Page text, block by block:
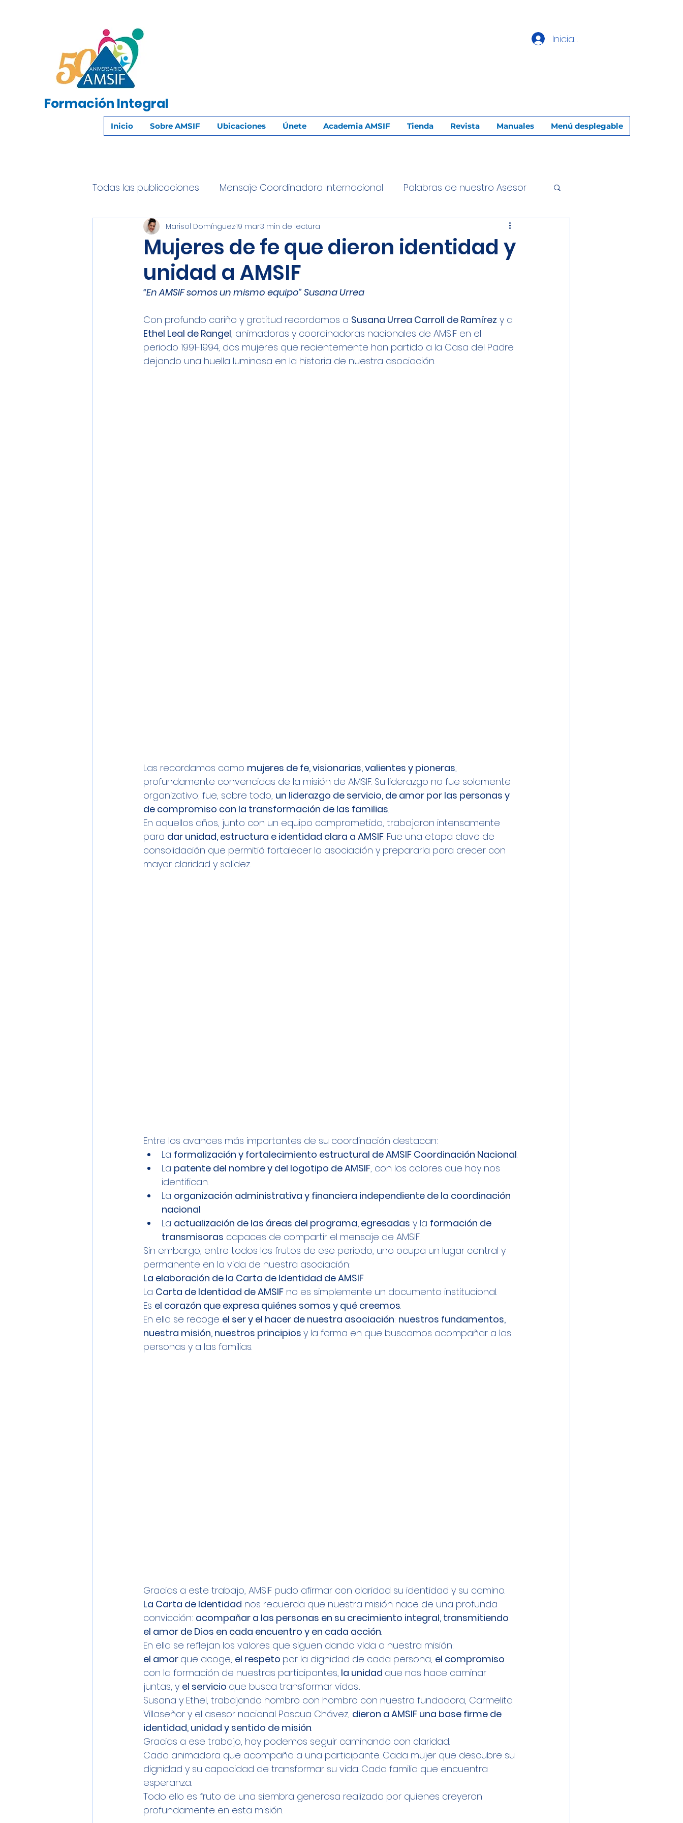
Formación Integral
Inicio Sobre AMSIF Ubicaciones Únete Academia AMSIF Tienda Revista Manuales Menú desplegable
Iniciar sesión
Todas las publicaciones Mensaje Coordinadora Internacional Palabras de nuestro Asesor
Recordando a Nuestra Fundadora Evangelización
Ciudadanía y Entorno Social Desarrollo Humano
Mujeres de fe que dieron identidad y
unidad a AMSIF
Marisol Domínguez19 mar3 min de lectura
“En AMSIF somos un mismo equipo” Susana Urrea
Con profundo cariño y gratitud recordamos a Susana Urrea Carroll de Ramírez y a
Ethel Leal de Rangel, animadoras y coordinadoras nacionales de AMSIF en el
periodo 1991-1994, dos mujeres que recientemente han partido a la Casa del Padre
dejando una huella luminosa en la historia de nuestra asociación.
Las recordamos como mujeres de fe, visionarias, valientes y pioneras,
profundamente convencidas de la misión de AMSIF. Su liderazgo no fue solamente
organizativo; fue, sobre todo, un liderazgo de servicio, de amor por las personas y
de compromiso con la transformación de las familias.
En aquellos años, junto con un equipo comprometido, trabajaron intensamente
para dar unidad, estructura e identidad clara a AMSIF. Fue una etapa clave de
consolidación que permitió fortalecer la asociación y prepararla para crecer con
mayor claridad y solidez.
Entre los avances más importantes de su coordinación destacan:
La formalización y fortalecimiento estructural de AMSIF Coordinación Nacional.
La patente del nombre y del logotipo de AMSIF, con los colores que hoy nos
identifican.
La organización administrativa y financiera independiente de la coordinación
nacional.
La actualización de las áreas del programa, egresadas y la formación de
transmisoras capaces de compartir el mensaje de AMSIF.
Sin embargo, entre todos los frutos de ese periodo, uno ocupa un lugar central y
permanente en la vida de nuestra asociación:
La elaboración de la Carta de Identidad de AMSIF
La Carta de Identidad de AMSIF no es simplemente un documento institucional.
Es el corazón que expresa quiénes somos y qué creemos.
En ella se recoge el ser y el hacer de nuestra asociación: nuestros fundamentos,
nuestra misión, nuestros principios y la forma en que buscamos acompañar a las
personas y a las familias.
Gracias a este trabajo, AMSIF pudo afirmar con claridad su identidad y su camino.
La Carta de Identidad nos recuerda que nuestra misión nace de una profunda
convicción: acompañar a las personas en su crecimiento integral, transmitiendo
el amor de Dios en cada encuentro y en cada acción.
En ella se reflejan los valores que siguen dando vida a nuestra misión:
el amor que acoge, el respeto por la dignidad de cada persona, el compromiso
con la formación de nuestras participantes, la unidad que nos hace caminar
juntas, y el servicio que busca transformar vidas.
Susana y Ethel, trabajando hombro con hombro con nuestra fundadora, Carmelita
Villaseñor y el asesor nacional Pascua Chávez, dieron a AMSIF una base firme de
identidad, unidad y sentido de misión.
Gracias a ese trabajo, hoy podemos seguir caminando con claridad.
Cada animadora que acompaña a una participante. Cada mujer que descubre su
dignidad y su capacidad de transformar su vida. Cada familia que encuentra
esperanza.
Todo ello es fruto de una siembra generosa realizada por quienes creyeron
profundamente en esta misión.